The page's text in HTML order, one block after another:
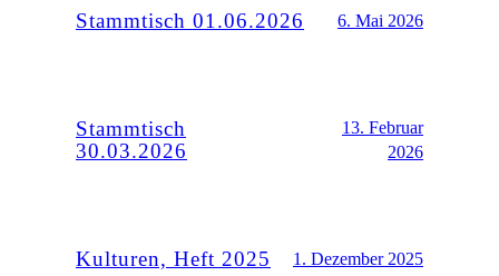
Stammtisch 01.06.2026 6. Mai 2026
Stammtisch
30.03.2026
13. Februar
2026
Kulturen, Heft 2025 1. Dezember 2025